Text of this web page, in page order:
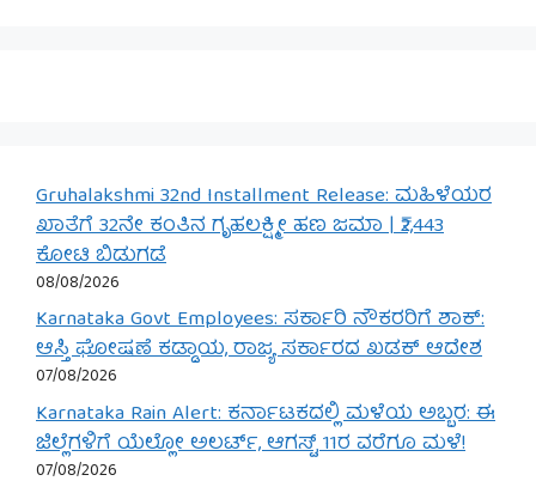
Gruhalakshmi 32nd Installment Release: ಮಹಿಳೆಯರ
ಖಾತೆಗೆ 32ನೇ ಕಂತಿನ ಗೃಹಲಕ್ಷ್ಮೀ ಹಣ ಜಮಾ | ₹2,443
ಕೋಟಿ ಬಿಡುಗಡೆ
08/08/2026
Karnataka Govt Employees: ಸರ್ಕಾರಿ ನೌಕರರಿಗೆ ಶಾಕ್:
ಆಸ್ತಿ ಘೋಷಣೆ ಕಡ್ಡಾಯ, ರಾಜ್ಯ ಸರ್ಕಾರದ ಖಡಕ್ ಆದೇಶ
07/08/2026
Karnataka Rain Alert: ಕರ್ನಾಟಕದಲ್ಲಿ ಮಳೆಯ ಅಬ್ಬರ: ಈ
ಜಿಲ್ಲೆಗಳಿಗೆ ಯೆಲ್ಲೋ ಅಲರ್ಟ್, ಆಗಸ್ಟ್ 11ರ ವರೆಗೂ ಮಳೆ!
07/08/2026